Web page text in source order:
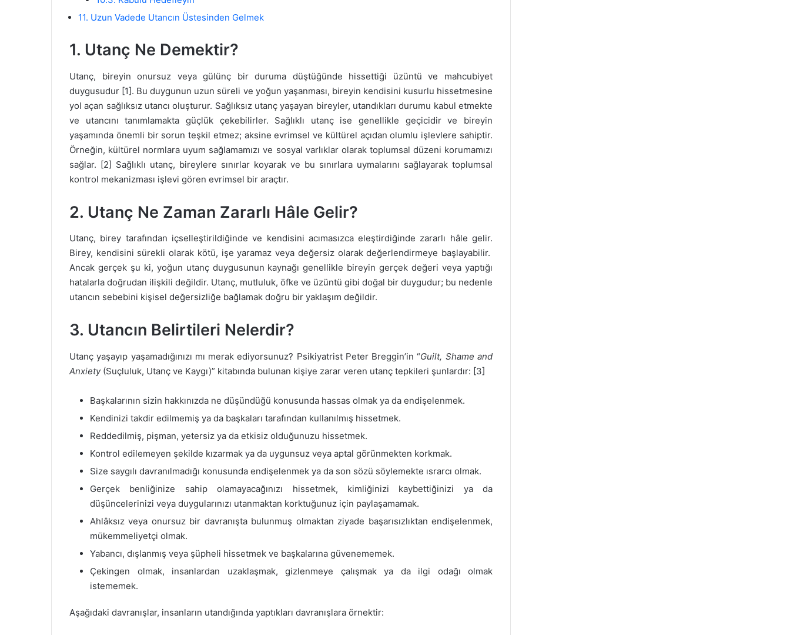
11. Uzun Vadede Utancın Üstesinden Gelmek
1. Utanç Ne Demektir?
Utanç, bireyin onursuz veya gülünç bir duruma düştüğünde hissettiği üzüntü ve mahcubiyet
duygusudur [1]. Bu duygunun uzun süreli ve yoğun yaşanması, bireyin kendisini kusurlu hissetmesine
yol açan sağlıksız utancı oluşturur. Sağlıksız utanç yaşayan bireyler, utandıkları durumu kabul etmekte
ve utancını tanımlamakta güçlük çekebilirler. Sağlıklı utanç ise genellikle geçicidir ve bireyin
yaşamında önemli bir sorun teşkil etmez; aksine evrimsel ve kültürel açıdan olumlu işlevlere sahiptir.
Örneğin, kültürel normlara uyum sağlamamızı ve sosyal varlıklar olarak toplumsal düzeni korumamızı
sağlar. [2] Sağlıklı utanç, bireylere sınırlar koyarak ve bu sınırlara uymalarını sağlayarak toplumsal
kontrol mekanizması işlevi gören evrimsel bir araçtır.
2. Utanç Ne Zaman Zararlı Hâle Gelir?
Utanç, birey tarafından içselleştirildiğinde ve kendisini acımasızca eleştirdiğinde zararlı hâle gelir.
Birey, kendisini sürekli olarak kötü, işe yaramaz veya değersiz olarak değerlendirmeye başlayabilir.
Ancak gerçek şu ki, yoğun utanç duygusunun kaynağı genellikle bireyin gerçek değeri veya yaptığı
hatalarla doğrudan ilişkili değildir. Utanç, mutluluk, öfke ve üzüntü gibi doğal bir duygudur; bu nedenle
utancın sebebini kişisel değersizliğe bağlamak doğru bir yaklaşım değildir.
3. Utancın Belirtileri Nelerdir?
Utanç yaşayıp yaşamadığınızı mı merak ediyorsunuz? Psikiyatrist Peter Breggin’in “Guilt, Shame and
Anxiety(Suçluluk, Utanç ve Kaygı)” kitabında bulunan kişiye zarar veren utanç tepkileri şunlardır: [3]
Başkalarının sizin hakkınızda ne düşündüğü konusunda hassas olmak ya da endişelenmek.
Kendinizi takdir edilmemiş ya da başkaları tarafından kullanılmış hissetmek.
Reddedilmiş, pişman, yetersiz ya da etkisiz olduğunuzu hissetmek.
Kontrol edilemeyen şekilde kızarmak ya da uygunsuz veya aptal görünmekten korkmak.
Size saygılı davranılmadığı konusunda endişelenmek ya da son sözü söylemekte ısrarcı olmak.
Gerçek benliğinize sahip olamayacağınızı hissetmek, kimliğinizi kaybettiğinizi ya da
düşüncelerinizi veya duygularınızı utanmaktan korktuğunuz için paylaşamamak.
Ahlâksız veya onursuz bir davranışta bulunmuş olmaktan ziyade başarısızlıktan endişelenmek,
mükemmeliyetçi olmak.
Yabancı, dışlanmış veya şüpheli hissetmek ve başkalarına güvenememek.
Çekingen olmak, insanlardan uzaklaşmak, gizlenmeye çalışmak ya da ilgi odağı olmak
istememek.
Aşağıdaki davranışlar, insanların utandığında yaptıkları davranışlara örnektir: